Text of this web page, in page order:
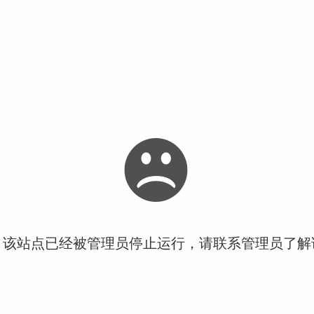
站点已经被管理员停止运行，请联系管理员了